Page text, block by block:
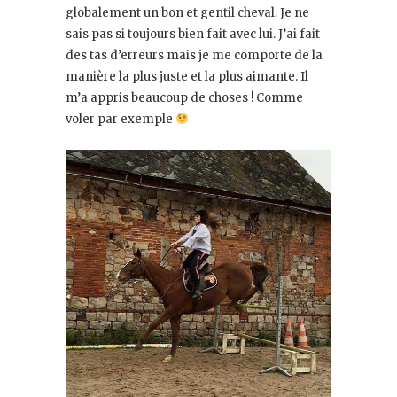
globalement un bon et gentil cheval. Je ne
sais pas si toujours bien fait avec lui. J’ai fait
des tas d’erreurs mais je me comporte de la
manière la plus juste et la plus aimante. Il
m’a appris beaucoup de choses ! Comme
voler par exemple